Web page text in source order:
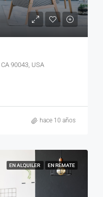
90043, USA
hace 10 años
EN ALQUILER EN REMATE